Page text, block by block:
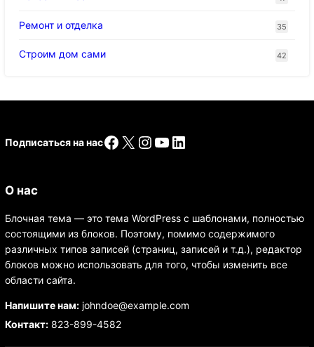
Ремонт и отделка 35
Строим дом сами 42
Подписаться на насFacebook
X Instagram
YouTube
LinkedIn
О нас
Блочная тема — это тема WordPress с шаблонами, полностью
состоящими из блоков. Поэтому, помимо содержимого
различных типов записей (страниц, записей и т.д.), редактор
блоков можно использовать для того, чтобы изменить все
области сайта.
Напишите нам:johndoe@example.com
Контакт:823-899-4582